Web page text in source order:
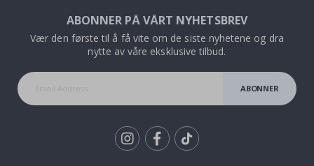
ABONNER PÅ VÅRT NYHETSBREV
Vær den første til å få vite om de siste nyhetene og dra
nytte av våre eksklusive tilbud.
ABONNER